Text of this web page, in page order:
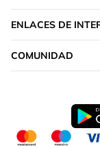
ENLACES DE
COMUNIDAD